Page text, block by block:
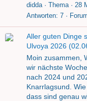
didda Thema 28
Antworten: 7
Aller guten Dinge
Ulvoya 2026
Moin zusammen,
wir nächste
nach 2024 und
Knarrlagsund.
dass sind genau